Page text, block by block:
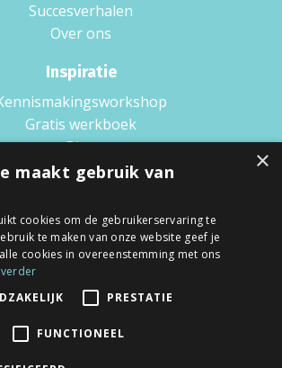
Succesverhalen
Over ons
Inspiratie
Gratis werkboek
Blog
Boek
Wat is Scaling up?
Voorwaarden
Algemene voorwaarden
×
maakt gebruik van
cookies om de gebruikerservaring te
te maken van onze website geef je
cookies in overeenstemming met ons
PRESTATIE
FUNCTIONEEL